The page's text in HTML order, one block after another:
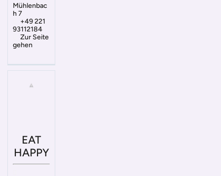
Mühlenbac
h 7
+49 221
93112184
Zur Seite
gehen
EAT
HAPPY